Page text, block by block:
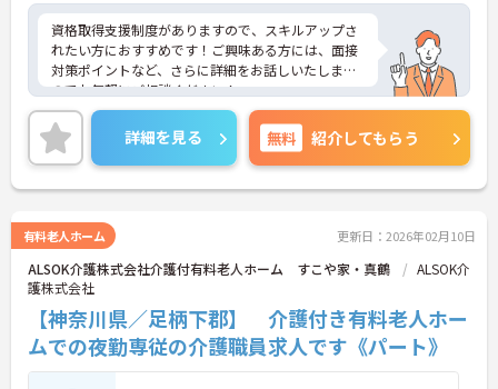
資格取得支援制度がありますので、スキルアップさ
れたい方におすすめです！ご興味ある方には、面接
対策ポイントなど、さらに詳細をお話しいたします
のでお気軽にご相談ください！
詳細を見る 無料 紹介してもらう
有料老人ホーム 更新日：2026年02月10日
ALSOK介護株式会社介護付有料老人ホーム すこや家・真鶴
ALSOK介
護株式会社
【神奈川県／足柄下郡】 介護付き有料老人ホー
ムでの夜勤専従の介護職員求人です《パート》